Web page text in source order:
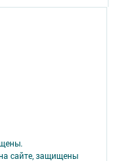
сайте, защищены